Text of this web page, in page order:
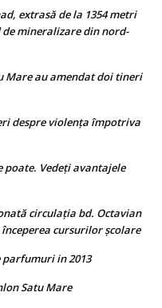
extrasă de la 1354 metri
de mineralizare din nord-
Mare au amendat doi tineri
despre violența împotriva
poate. Vedeţi avantajele
circulaţia bd. Octavian
cursurilor şcolare
parfumuri in 2013
Satu Mare